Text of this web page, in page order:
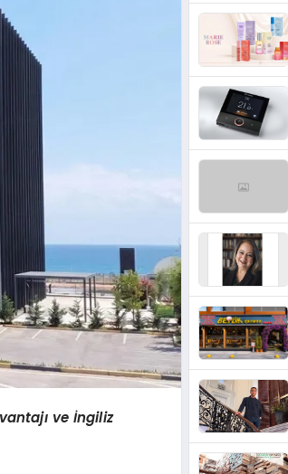
ve İngiliz